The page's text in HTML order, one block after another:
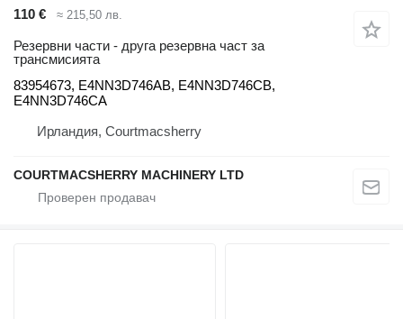
110 € ≈ 215,50 лв.
Резервни части - друга резервна част за
трансмисията
83954673, E4NN3D746AB, E4NN3D746CB,
E4NN3D746CA
Ирландия, Courtmacsherry
COURTMACSHERRY MACHINERY LTD